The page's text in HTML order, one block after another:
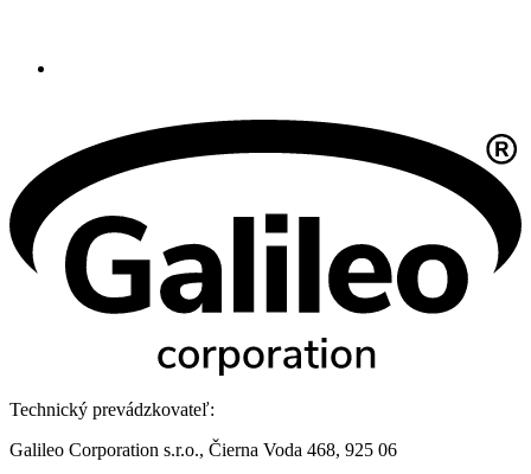
Technický prevádzkovateľ:
Galileo Corporation s.r.o., Čierna Voda 468, 925 06